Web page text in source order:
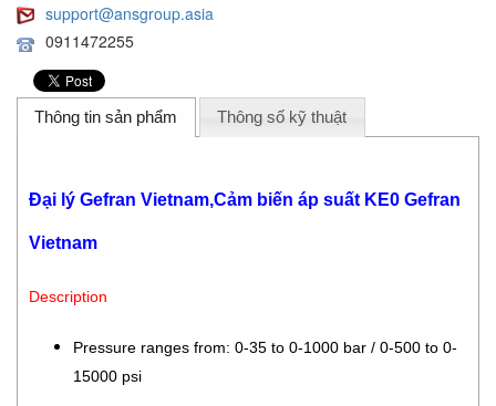
support@ansgroup.asia
0911472255
Thông tin sản phẩm Thông số kỹ thuật
Đại lý Gefran Vietnam,Cảm biến áp suất KE0 Gefran
Vietnam
Description
Pressure ranges from: 0-35 to 0-1000 bar / 0-500 to 0-
15000 psi